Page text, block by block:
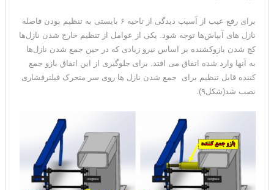
برای رفع عیب از آسیب دیدگی از ناحیه ۶ بایستی به تنظیم بودن فاصله
نازل های آبپاش‌ها توجه شود. یکی از عوامل از تنظیم خارج شدن نازل‌ها
کج شدن بازوکشنده بر اساس نیرو زیادی که در حین جمع شدن نازل‌ها
به آنها وارد شده اتفاق می افتد. برای جلوگیری از این اتفاق بازو جمع
کننده قابل تنظیم برای جمع شدن نازل ها روی سر متحرک فیلترفشاری
نصب شد(شکل۹).